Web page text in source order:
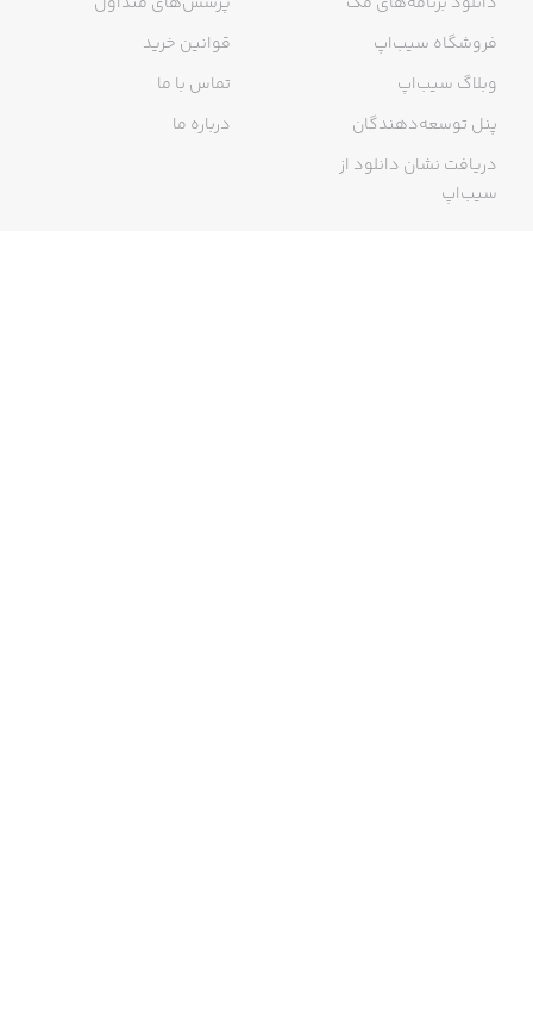
فروشگاه سیب‌اپ
وبلاگ سیب‌اپ
پنل توسعه‌دهندگان
دریافت نشان دانلود از
سیب‌اپ
قوانین خرید
تماس با ما
درباره ما